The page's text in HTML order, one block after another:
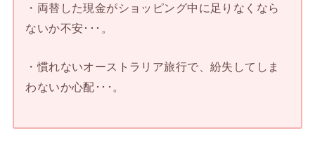
・両替した現金がショッピング中に足りなくなら
ないか不安･･･。
・慣れないオーストラリア旅行で、紛失してしま
わないか心配･･･。